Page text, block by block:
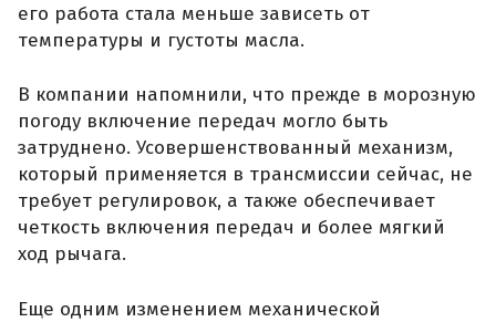
его работа стала меньше зависеть от
температуры и густоты масла.
В компании напомнили, что прежде в морозную
погоду включение передач могло быть
затруднено. Усовершенствованный механизм,
который применяется в трансмиссии сейчас, не
требует регулировок, а также обеспечивает
четкость включения передач и более мягкий
ход рычага.
Еще одним изменением механической